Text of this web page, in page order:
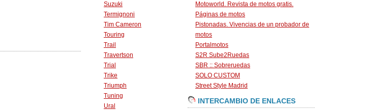
Suzuki
Termignoni
Tim Cameron
Touring
Trail
Travertson
Trial
Trike
Triumph
Tuning
Ural
Motoworld. Revista de motos gratis.
Páginas de motos
Pistonadas. Vivencias de un probador de
motos
Portalmotos
S2R Sube2Ruedas
SBR :: Sobreruedas
SOLO CUSTOM
Street Style Madrid
INTERCAMBIO DE ENLACES